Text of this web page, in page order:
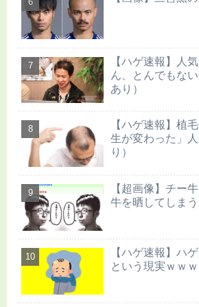
【ハゲ速報】人
ん、とんでもな
あり）
【ハゲ速報】植
生が変わった」
り）
【超画像】チー
牛を晒してしま
【ハゲ速報】ハ
という現実ｗｗｗ